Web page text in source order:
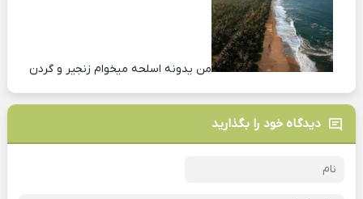
من یدونه اسلحه میخوام زﻧﺠﻴﺮ و ﮔﺮدن
دیدگاه خود را بگذارید